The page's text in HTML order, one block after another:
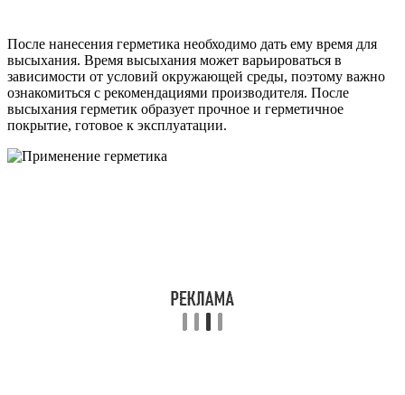
После нанесения герметика необходимо дать ему время для
высыхания. Время высыхания может варьироваться в
зависимости от условий окружающей среды, поэтому важно
ознакомиться с рекомендациями производителя. После
высыхания герметик образует прочное и герметичное
покрытие, готовое к эксплуатации.